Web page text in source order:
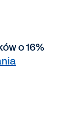
o 16%